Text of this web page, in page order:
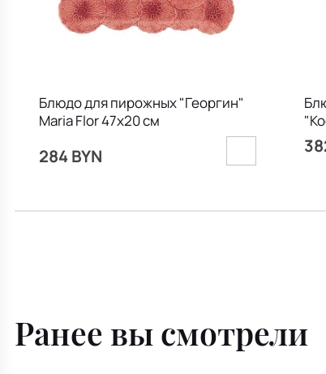
Блюдо для пирожных "Георгин"
Maria Flor 47х20 см
284 BYN
Ранее вы смотрели